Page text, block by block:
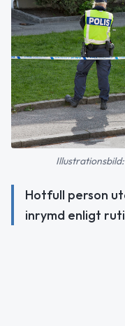
Hotfull person
inrymd enligt